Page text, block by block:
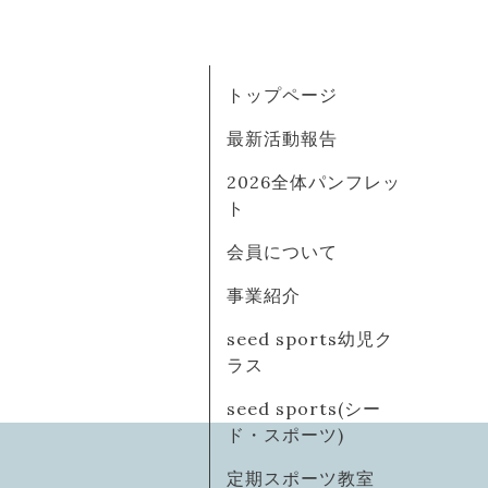
トップページ
最新活動報告
2026全体パンフレッ
ト
会員について
事業紹介
seed sports幼児ク
ラス
seed sports(シー
ド・スポーツ)
定期スポーツ教室